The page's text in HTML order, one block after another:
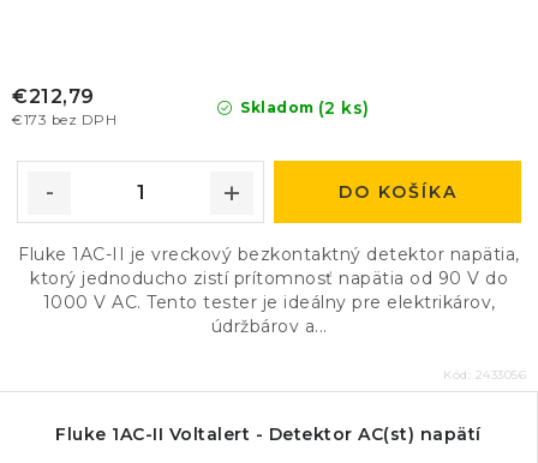
Skladom (2 ks)
€173 bez DPH
€212,79
DO KOŠÍKA
Fluke 1AC-II je vreckový bezkontaktný detektor napätia,
ktorý jednoducho zistí prítomnosť napätia od 90 V do
1000 V AC. Tento tester je ideálny pre elektrikárov,
údržbárov a...
Kód: 2433056
Fluke 1AC-II Voltalert - Detektor AC(st) napätí